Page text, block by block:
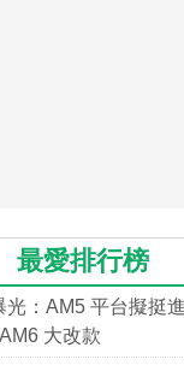
最愛排行榜
：AM5 平台擬挺
大改款